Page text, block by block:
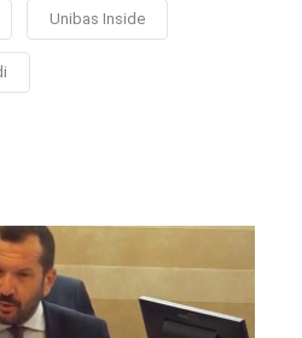
Unibas Inside